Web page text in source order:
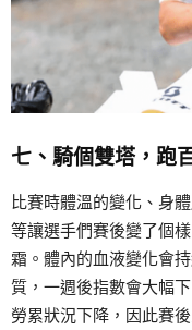
七、騎個雙塔，跑
比賽時體溫的變化、身
等讓選手們賽後變了個
霜。體內的血液變化會
質，一週後指數會大幅
勞累狀況下降，因此賽